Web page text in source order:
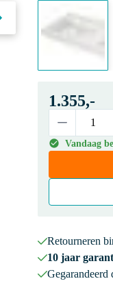
1.355,-
Vandaag
Retourneren
10 jaar
Gegarandeerd